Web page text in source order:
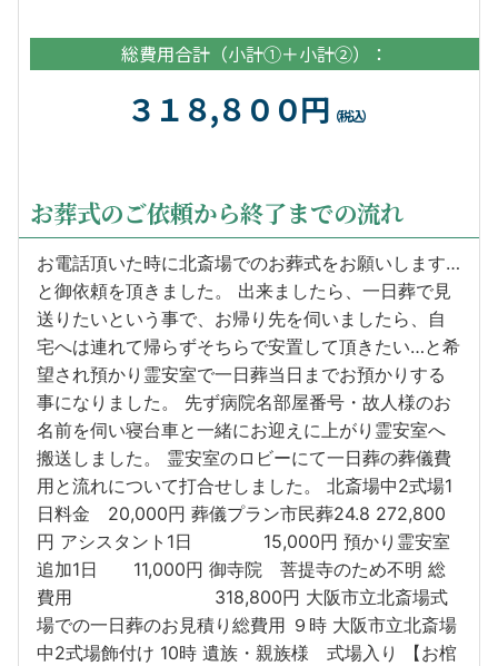
総費用合計（小計①＋小計②）：
３１８,８００円 （税込）
お葬式のご依頼から終了までの流れ
お電話頂いた時に北斎場でのお葬式をお願いします…
と御依頼を頂きました。 出来ましたら、一日葬で見
送りたいという事で、お帰り先を伺いましたら、自
宅へは連れて帰らずそちらで安置して頂きたい…と希
望され預かり霊安室で一日葬当日までお預かりする
事になりました。 先ず病院名部屋番号・故人様のお
名前を伺い寝台車と一緒にお迎えに上がり霊安室へ
搬送しました。 霊安室のロビーにて一日葬の葬儀費
用と流れについて打合せしました。 北斎場中2式場1
日料金 20,000円 葬儀プラン市民葬24.8 272,800
円 アシスタント1日 15,000円 預かり霊安室
追加1日 11,000円 御寺院 菩提寺のため不明 総
費用 318,800円 大阪市立北斎場式
場での一日葬のお見積り総費用 ９時 大阪市立北斎場
中2式場飾付け 10時 遺族・親族様 式場入り 【お棺